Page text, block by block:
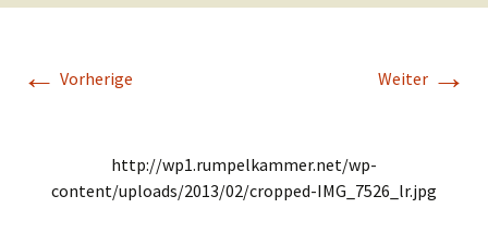
← Vorherige Weiter →
http://wp1.rumpelkammer.net/wp-
content/uploads/2013/02/cropped-IMG_7526_lr.jpg